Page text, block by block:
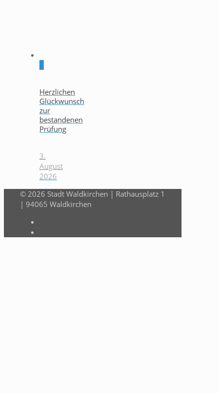
Herzlichen
Glückwunsch
zur
bestandenen
Prüfung
3.
August
2026
© 2026 Stadt Waldkirchen | Rathausplatz 1
| 94065 Waldkirchen